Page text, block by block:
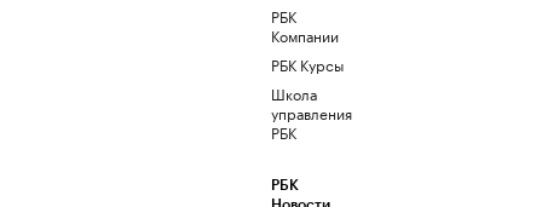
РБК
Компании
РБК Курсы
Школа
управления
РБК
РБК